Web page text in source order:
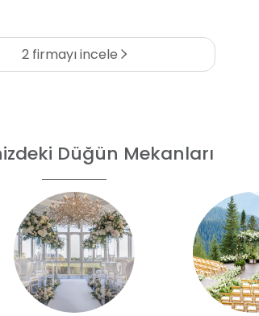
2 firmayı incele
Düğün Mekanları